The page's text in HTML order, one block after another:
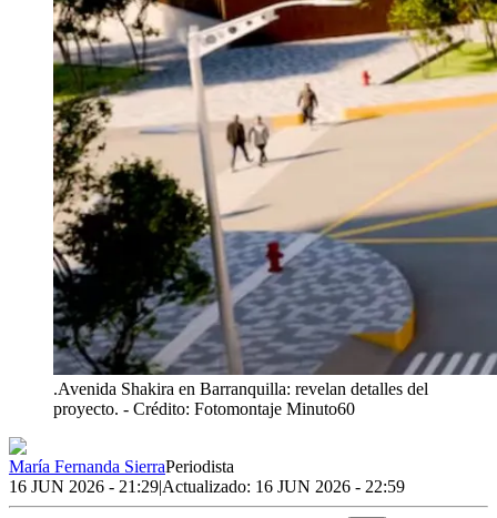
.Avenida Shakira en Barranquilla: revelan detalles del
proyecto. - Crédito: Fotomontaje Minuto60
María Fernanda SierraPeriodista
16 JUN 2026 - 21:29|Actualizado: 16 JUN 2026 - 22:59